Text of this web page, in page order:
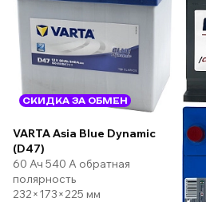
СКИДКА ЗА ОБМЕН
VARTA Asia Blue Dynamic
(D47)
60 Ач 540 А обратная
полярность
232×173×225 мм